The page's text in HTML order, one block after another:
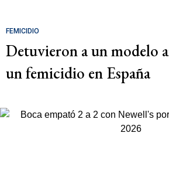
FEMICIDIO
Detuvieron a un modelo
un femicidio en España